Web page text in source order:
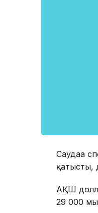
Саудаға
қатысты,
АҚШ
29 000